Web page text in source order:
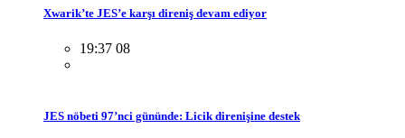
Xwarik’te JES’e karşı direniş devam ediyor
19:37 08
JES nöbeti 97’nci gününde: Licik direnişine destek